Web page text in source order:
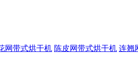
网带式烘干机 陈皮网带式烘干机 连翘